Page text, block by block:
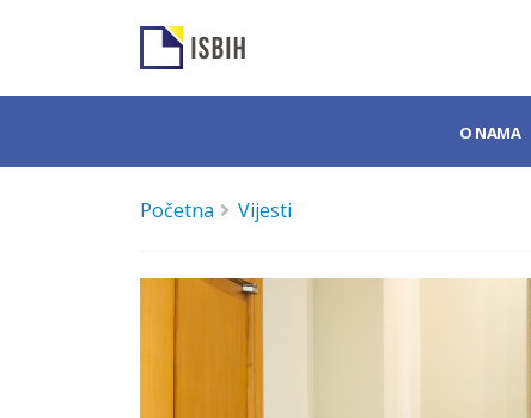
O NAMA
Početna Vijesti